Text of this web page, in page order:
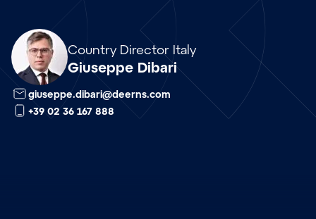
Country Director Italy
Giuseppe Dibari
Array
giuseppe.dibari@deerns.com
+39 02 36 167 888